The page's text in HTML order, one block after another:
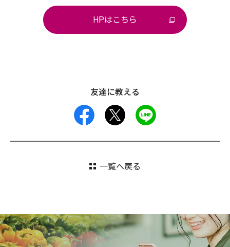
HPはこちら
友達に教える
facebook
一覧へ戻る